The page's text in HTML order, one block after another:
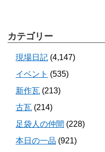
カテゴリー
現場日記 (4,147)
イベント (535)
新作瓦 (213)
古瓦 (214)
足袋人の仲間 (228)
本日の一品 (921)